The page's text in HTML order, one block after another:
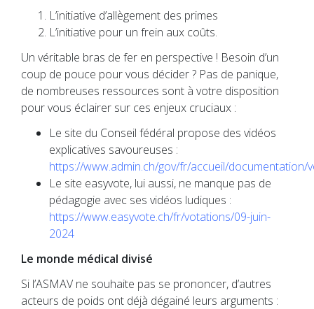
L’initiative d’allègement des primes
L’initiative pour un frein aux coûts.
Un véritable bras de fer en perspective ! Besoin d’un
coup de pouce pour vous décider ? Pas de panique,
de nombreuses ressources sont à votre disposition
pour vous éclairer sur ces enjeux cruciaux :
Le site du Conseil fédéral propose des vidéos
explicatives savoureuses :
https://www.admin.ch/gov/fr/accueil/documentation/
Le site easyvote, lui aussi, ne manque pas de
pédagogie avec ses vidéos ludiques :
https://www.easyvote.ch/fr/votations/09-juin-
2024
Le monde médical divisé
Si l’ASMAV ne souhaite pas se prononcer, d’autres
acteurs de poids ont déjà dégainé leurs arguments :